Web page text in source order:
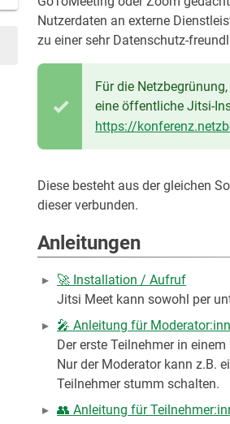
Nutzerdaten an externe
zu einer sehr Datenschutz-
Für die
eine öffentliche Jitsi-
https://
Diese besteht aus der gleichen
dieser verbunden.
Anleitungen
🚀 Installation / Aufruf
Jitsi Meet kann sowohl per
🎤 Anleitung für
Der erste Teilnehmer in
Nur der Moderator kann z.B.
Teilnehmer stumm schalten.
👥 Anleitung für